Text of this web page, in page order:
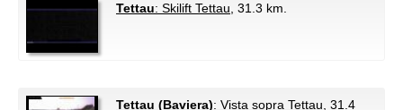
Tettau: Skilift Tettau , 31.3 km.
Tettau (Baviera): Vista sopra Tettau , 31.4